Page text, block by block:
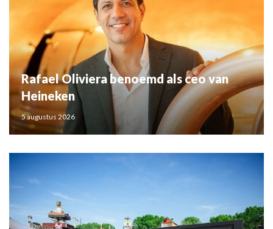
Rafael Oliviera benoemd als ceo van
Heineken
5 augustus 2026